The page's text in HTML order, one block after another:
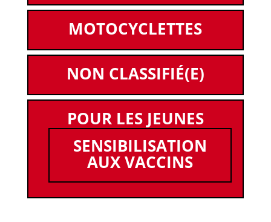
MOTOCYCLETTES
NON CLASSIFIÉ(E)
POUR LES JEUNES
SENSIBILISATION
AUX VACCINS